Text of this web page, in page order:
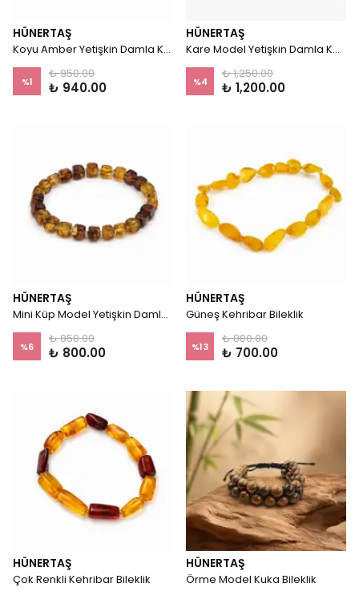
HÜNERTAŞ
Koyu Amber Yetişkin Damla Kehribar Bileklik
%1
₺ 950.00
₺ 940.00
HÜNERTAŞ
Kare Model Yetişkin Damla Kehribar Bileklik
%4
₺ 1,250.00
₺ 1,200.00
HÜNERTAŞ
Mini Küp Model Yetişkin Damla Kehribar Bileklik
%6
₺ 850.00
₺ 800.00
HÜNERTAŞ
Güneş Kehribar Bileklik
%13
₺ 800.00
₺ 700.00
HÜNERTAŞ
Çok Renkli Kehribar Bileklik
HÜNERTAŞ
Örme Model Kuka Bileklik